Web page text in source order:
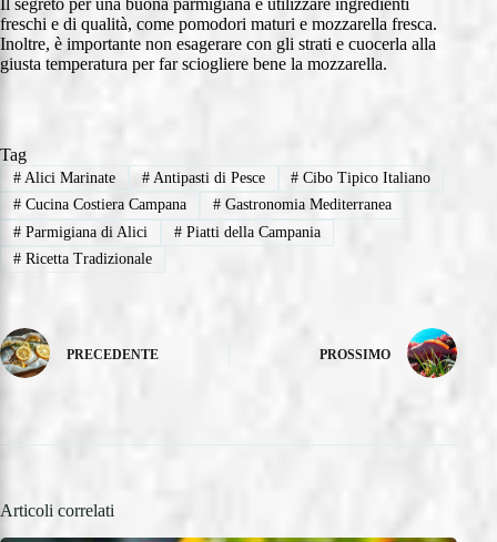
freschi e di qualità, come pomodori maturi e mozzarella fresca.
Inoltre, è importante non esagerare con gli strati e cuocerla alla
giusta temperatura per far sciogliere bene la mozzarella.
Tag
#Alici Marinate #Antipasti di Pesce # Cibo Tipico Italiano
#Cucina Costiera Campana #Gastronomia Mediterranea
#Parmigiana di Alici #Piatti della Campania
#Ricetta Tradizionale
PRECEDENTE PROSSIMO
Articoli correlati